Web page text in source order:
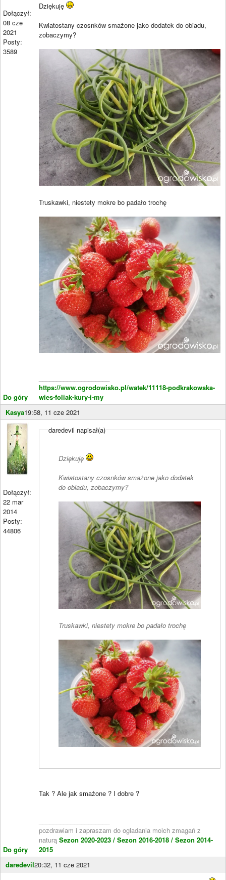
Dołączył:
08 cze
2021
Posty:
3589
Do góry
Dziękuję
Kwiatostany czosnków smażone jako dodatek do obiadu,
zobaczymy?
Truskawki, niestety mokre bo padało trochę
https://www.ogrodowisko.pl/watek/11118-podkrakowska-
wies-foliak-kury-i-my
Kasya19:58, 11 cze 2021
Dołączył:
22 mar
2014
Posty:
44806
Do góry
daredevil napisał(a)
Dziękuję
Kwiatostany czosnków smażone jako dodatek
do obiadu, zobaczymy?
Truskawki, niestety mokre bo padało trochę
Tak ? Ale jak smażone ? I dobre ?
pozdrawiam i zapraszam do ogladania moich zmagań z
naturą Sezon 2020-2023 / Sezon 2016-2018 / Sezon 2014-
2015
daredevil20:32, 11 cze 2021